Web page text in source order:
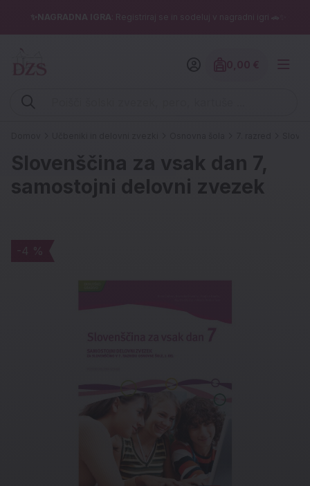
✨NAGRADNA IGRA : Registriraj se in sodeluj v nagradni igri 🚗✨
Vpišite iskalni niz (šolski zvezek, pero, kartuše ...)
Slovenščina za vsak dan 7,
samostojni delovni zvezek
-4 %